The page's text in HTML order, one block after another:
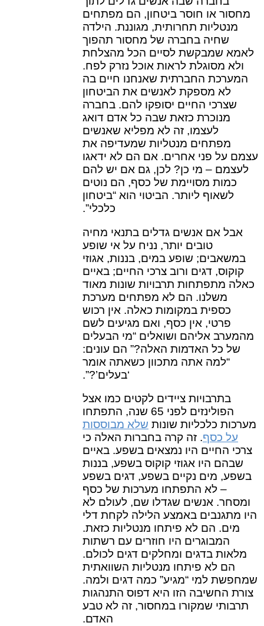
מחסור או חוסר ביטחון, הם מפתחים
מנטליות תחרותית, מגוננת. הילדה
שחיה בחברה של מחסור תהפוך
לאמא שמבקשת לסיים הכל מהצלחת
ולא מסוגלת לראות אוכל נזרק לפח.
המערכת החברתית שאנחנו חיים בה
לא מספקת לאנשים את הביטחון
שצרכי החיים יסופקו להם. בחברה
מנוכרת כזאת שבה כל אדם דואג
לעצמו, זה לא מפליא שאנשים
מפתחים מנטליות שמעדיפה את
עצמם על פני אחרים. אם הם לא ידאגו
לעצמם – מי כן? לכן, גם אם יש להם
כמות מסויימת של כסף, הם נוטים
לשאוף ליותר. הביטוי הוא “ביטחון
כלכלי”.
אבל אם אנשים גדלים בתנאי מחיה
טובים יותר, נניח על אי שופע
במשאבים; שופע במים, בננות, אגוזי
קוקוס, דגים ורוב צרכי החיים; באיים
כאלה מתפתחות תרבויות שונות מאוד
משלנו. הם לא מפתחים מערכת
כספית במקומות כאלה. אין רכוש
פרטי, אין כסף, ואם מגיעים לשם
מהמערב אליהם ושואלים “מי הבעלים
של כל האדמות האלה?” הם עונים:
“למה אתה מתכוון כשאתה אומר
‘בעלים’?”.
בתרבויות ציידים לקטים כמו אצל
הפולינזים לפני 65 שנה, התפתחו
מערכות כלכליות שונות שלא מבוססות
על כסף. זה קרה בחברות האלה כי
צרכי החיים היו נמצאים בשפע. באיים
שבהם היו אגוזי קוקוס בשפע, בננות
בשפע, מים נקיים בשפע, דגים בשפע
– לא התפתחו מערכות של כסף
ומסחר. אנשים שגדלו שם, לעולם לא
היו מתגנבים באמצע הלילה לקחת דלי
מים. הם לא פיתחו מנטליות כזאת.
המבוגרים היו חוזרים עם רשתות
מלאות בדגים ומחלקים דגים לכולם.
הם לא פיתחו מנטליות השוואתית
שמחפשת למי “מגיע” כמה דגים ולמה.
צורת החשיבה הזו היא דפוס התנהגות
תרבותי שמקורו במחסור, זה לא טבע
האדם.